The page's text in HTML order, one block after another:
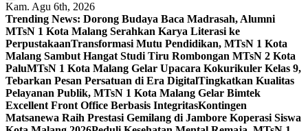
Kam. Agu 6th, 2026
Trending News: Dorong Budaya Baca Madrasah, Alumni
MTsN 1 Kota Malang Serahkan Karya Literasi ke
PerpustakaanTransformasi Mutu Pendidikan, MTsN 1 Kota
Malang Sambut Hangat Studi Tiru Rombongan MTsN 2 Kota
PaluMTsN 1 Kota Malang Gelar Upacara Kokurikuler Kelas 9,
Tebarkan Pesan Persatuan di Era DigitalTingkatkan Kualitas
Pelayanan Publik, MTsN 1 Kota Malang Gelar Bimtek
Excellent Front Office Berbasis IntegritasKontingen
Matsanewa Raih Prestasi Gemilang di Jambore Koperasi Siswa